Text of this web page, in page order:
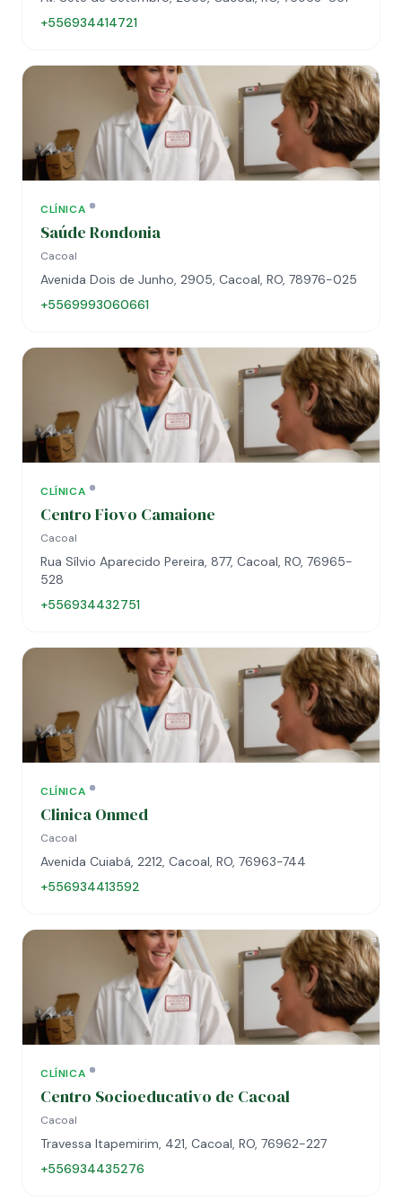
+556934414721
CLÍNICA
Saúde Rondonia
Cacoal
Avenida Dois de Junho, 2905, Cacoal, RO, 78976-025
+5569993060661
CLÍNICA
Centro Fiovo Camaione
Cacoal
Rua Sílvio Aparecido Pereira, 877, Cacoal, RO, 76965-
528
+556934432751
CLÍNICA
Clinica Onmed
Cacoal
Avenida Cuiabá, 2212, Cacoal, RO, 76963-744
+556934413592
CLÍNICA
Centro Socioeducativo de Cacoal
Cacoal
Travessa Itapemirim, 421, Cacoal, RO, 76962-227
+556934435276